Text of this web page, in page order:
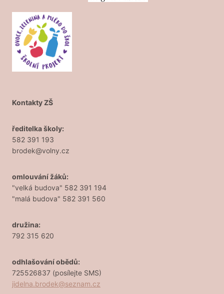
Kontakty ZŠ
ředitelka školy:
582 391 193
brodek@volny.cz
omlouvání žáků:
"velká budova" 582 391 194
"malá budova" 582 391 560
družina:
792 315 620
odhlašování obědů:
725526837 (posílejte SMS)
jidelna.brodek@seznam.cz